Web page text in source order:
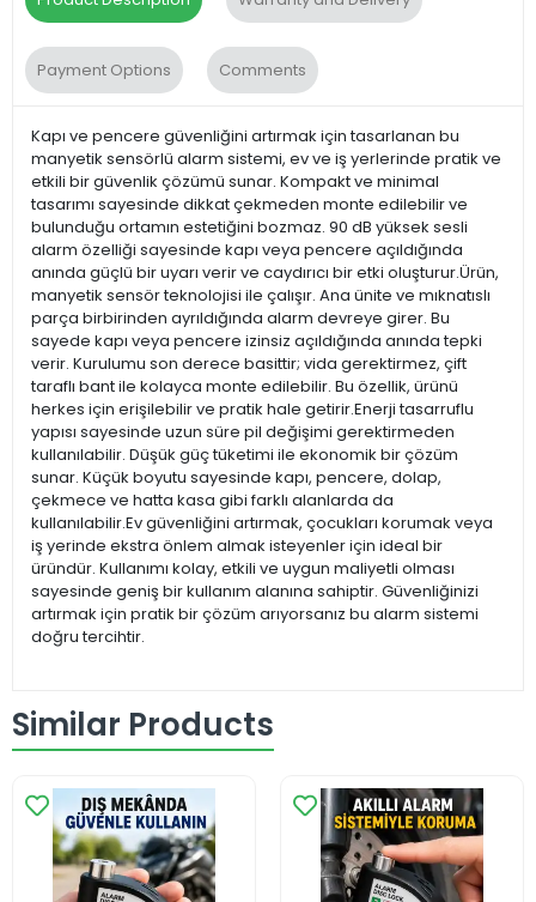
Payment Options Comments
Kapı ve pencere güvenliğini artırmak için tasarlanan bu
manyetik sensörlü alarm sistemi, ev ve iş yerlerinde pratik ve
etkili bir güvenlik çözümü sunar. Kompakt ve minimal
tasarımı sayesinde dikkat çekmeden monte edilebilir ve
bulunduğu ortamın estetiğini bozmaz. 90 dB yüksek sesli
alarm özelliği sayesinde kapı veya pencere açıldığında
anında güçlü bir uyarı verir ve caydırıcı bir etki oluşturur.Ürün,
manyetik sensör teknolojisi ile çalışır. Ana ünite ve mıknatıslı
parça birbirinden ayrıldığında alarm devreye girer. Bu
sayede kapı veya pencere izinsiz açıldığında anında tepki
verir. Kurulumu son derece basittir; vida gerektirmez, çift
taraflı bant ile kolayca monte edilebilir. Bu özellik, ürünü
herkes için erişilebilir ve pratik hale getirir.Enerji tasarruflu
yapısı sayesinde uzun süre pil değişimi gerektirmeden
kullanılabilir. Düşük güç tüketimi ile ekonomik bir çözüm
sunar. Küçük boyutu sayesinde kapı, pencere, dolap,
çekmece ve hatta kasa gibi farklı alanlarda da
kullanılabilir.Ev güvenliğini artırmak, çocukları korumak veya
iş yerinde ekstra önlem almak isteyenler için ideal bir
üründür. Kullanımı kolay, etkili ve uygun maliyetli olması
sayesinde geniş bir kullanım alanına sahiptir. Güvenliğinizi
artırmak için pratik bir çözüm arıyorsanız bu alarm sistemi
doğru tercihtir.
Similar Products